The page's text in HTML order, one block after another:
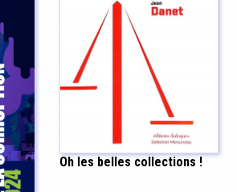
Oh les belles collections !